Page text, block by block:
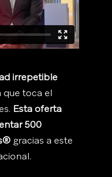
irrepetible
que toca el
Esta oferta
500
gracias a este